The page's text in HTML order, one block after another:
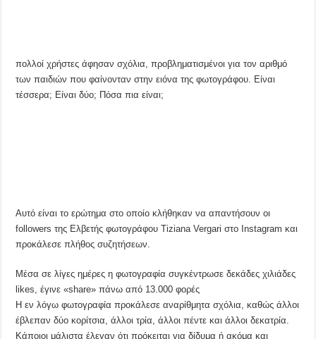
πολλοί χρήστες άφησαν σχόλια, προβληματισμένοι για τον αριθμό
των παιδιών που φαίνονταν στην ειόνα της φωτογράφου. Είναι
τέσσερα; Είναι δύο; Πόσα πια είναι;
Αυτό είναι το ερώτημα στο οποίο κλήθηκαν να απαντήσουν οι
followers της Ελβετής φωτογράφου Tiziana Vergari στο Instagram και
προκάλεσε πλήθος συζητήσεων.
Μέσα σε λίγες ημέρες η φωτογραφία συγκέντρωσε δεκάδες χιλιάδες
likes, έγινε «share» πάνω από 13.000 φορές
Η εν λόγω φωτογραφία προκάλεσε αναρίθμητα σχόλια, καθώς άλλοι
έβλεπαν δύο κορίτσια, άλλοι τρία, άλλοι πέντε και άλλοι δεκατρία.
Κάποιοι μάλιστα έλεγαν ότι πρόκειται για δίδυμα ή ακόμα και